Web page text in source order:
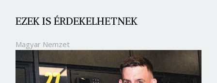
EZEK IS ÉRDEKELHETNEK
Magyar Nemzet